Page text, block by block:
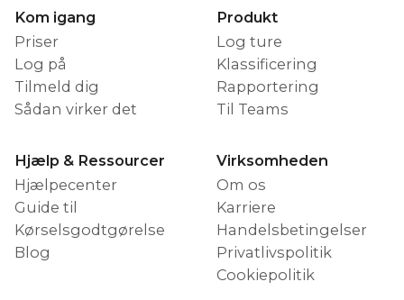
Kom igang
Priser
Log på
Tilmeld dig
Sådan virker det
Produkt
Log ture
Klassificering
Rapportering
Til Teams
Hjælp & Ressourcer
Hjælpecenter
Guide til
Kørselsgodtgørelse
Blog
Virksomheden
Om os
Karriere
Handelsbetingelser
Privatlivspolitik
Cookiepolitik